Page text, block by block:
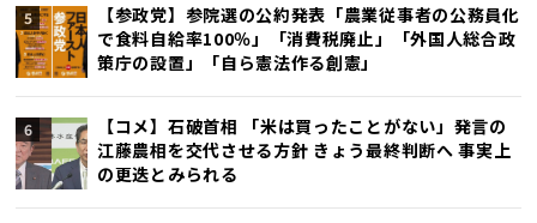
【参政党】参院選の公約発表「農業従事者の公務員化
で食料自給率100％」「消費税廃止」「外国人総合政
策庁の設置」「自ら憲法作る創憲」
【コメ】石破首相 「米は買ったことがない」発言の
江藤農相を交代させる方針 きょう最終判断へ 事実上
の更迭とみられる